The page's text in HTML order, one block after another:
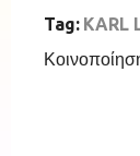
Tag: KARL